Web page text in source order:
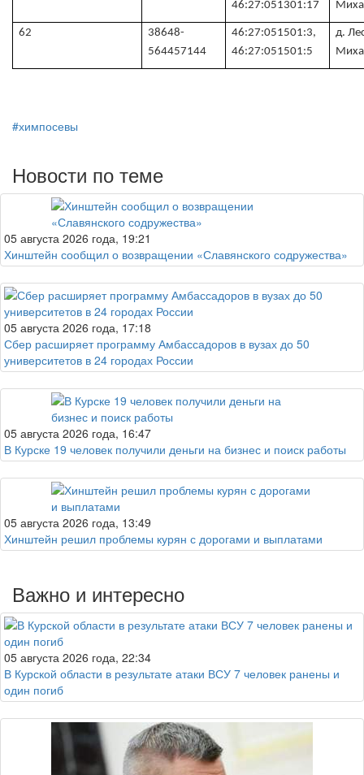
46:27:051301:17
62
38648-
564457144
46:27:051501:3,
46:27:051501:5
д.
#химпосевы
Новости по теме
05 августа 2026 года, 19:21
Хинштейн сообщил о возвращении «Славянского содружества»
05 августа 2026 года, 17:18
Сбер расширяет программу Амбассадоров в вузах до 50
университетов в 24 городах России
05 августа 2026 года, 16:47
В Курске 19 человек получили деньги на бизнес и поиск работы
05 августа 2026 года, 13:49
Хинштейн решил проблемы курян с дорогами и выплатами
Важно и интересно
05 августа 2026 года, 22:34
В Курской области в результате атаки ВСУ 7 человек ранены и
один погиб